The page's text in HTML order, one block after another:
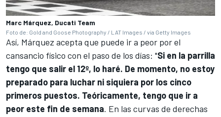
Marc Márquez, Ducati Team
Foto de: Gold and Goose Photography / LAT Images / via Getty Images
Así, Márquez acepta que puede ir a peor por el
cansancio físico con el paso de los días: "Si en la parrilla
tengo que salir el 12º, lo haré. De momento, no estoy
preparado para luchar ni siquiera por los cinco
primeros puestos. Teóricamente, tengo que ir a
peor este fin de semana. En las curvas de derechas